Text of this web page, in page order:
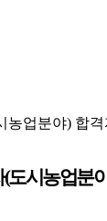
농업분야) 합격
도시농업분